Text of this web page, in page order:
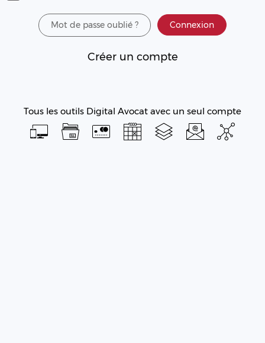
Mot de passe oublié ? Connexion
Créer un compte
Tous les outils Digital Avocat avec un seul compte